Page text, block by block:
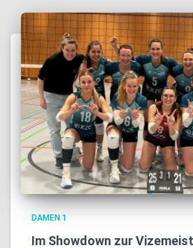
DAMEN 1
Im Showdown zur